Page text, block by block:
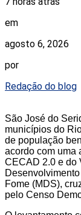
em
agosto 6, 2026
por
Redação do blog
São José do
municípios do
de população
acordo com uma
CECAD 2.0 e do
Fome (MDS),
pelo Censo